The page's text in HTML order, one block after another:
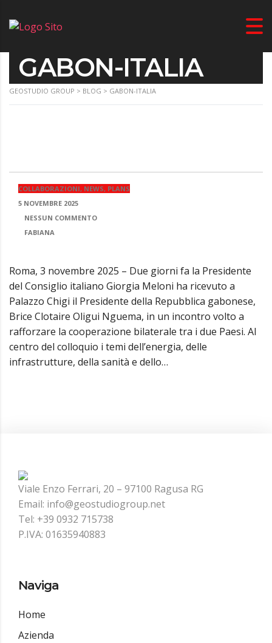
GABON-ITALIA
GEOSTUDIO GROUP > BLOG > GABON-ITALIA
COLLABORAZIONI, NEWS, PLANS
5 NOVEMBRE 2025
NESSUN COMMENTO
FABIANA
Roma, 3 novembre 2025 – Due giorni fa la Presidente
del Consiglio italiano Giorgia Meloni ha ricevuto a
Palazzo Chigi il Presidente della Repubblica gabonese,
Brice Clotaire Oligui Nguema, in un incontro volto a
rafforzare la cooperazione bilaterale tra i due Paesi. Al
centro del colloquio i temi dell’energia, delle
infrastrutture, della sanità e dello…
Viale Enzo Ferrari, 20 – 97100 Ragusa RG
Email: info@geostudiogroup.net
Tel: +39 0932 715738
P.IVA: 01635940883
Naviga
Home
Azienda